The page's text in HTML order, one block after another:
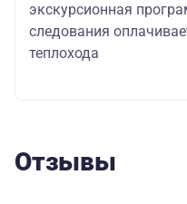
экскурсионная
следования
теплохода
Отзывы